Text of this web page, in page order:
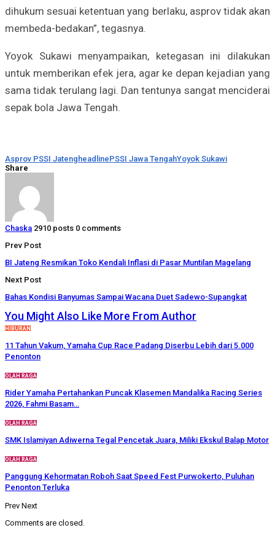
dihukum sesuai ketentuan yang berlaku, asprov tidak akan
membeda-bedakan”, tegasnya.
Yoyok Sukawi menyampaikan, ketegasan ini dilakukan
untuk memberikan efek jera, agar ke depan kejadian yang
sama tidak terulang lagi. Dan tentunya sangat menciderai
sepak bola Jawa Tengah.
Asprov PSSI Jateng headlinePSSI Jawa TengahYoyok Sukawi
Share
Chaska 2910 posts 0 comments
Prev Post
BI Jateng Resmikan Toko Kendali Inflasi di Pasar Muntilan Magelang
Next Post
Bahas Kondisi Banyumas Sampai Wacana Duet Sadewo-Supangkat
You Might Also Like More From Author
HIBURAN
11 Tahun Vakum, Yamaha Cup Race Padang Diserbu Lebih dari 5.000
Penonton
OLAH RAGA
Rider Yamaha Pertahankan Puncak Klasemen Mandalika Racing Series
2026, Fahmi Basam…
OLAH RAGA
SMK Islamiyan Adiwerna Tegal Pencetak Juara, Miliki Ekskul Balap Motor
OLAH RAGA
Panggung Kehormatan Roboh Saat Speed Fest Purwokerto, Puluhan
Penonton Terluka
Prev Next
Comments are closed.